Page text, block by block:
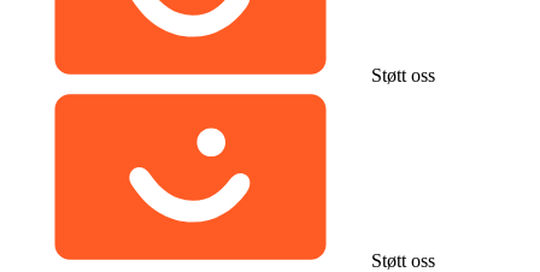
Støtt oss
Støtt oss